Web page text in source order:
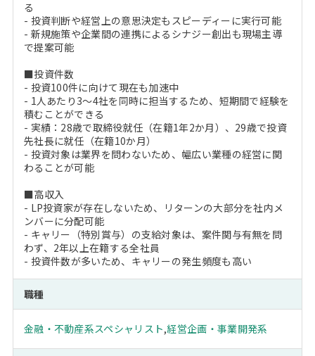
る
- 投資判断や経営上の意思決定もスピーディーに実行可能
- 新規施策や企業間の連携によるシナジー創出も現場主導
で提案可能
■投資件数
- 投資100件に向けて現在も加速中
- 1人あたり3～4社を同時に担当するため、短期間で経験を
積むことができる
- 実績：28歳で取締役就任（在籍1年2か月）、29歳で投資
先社長に就任（在籍10か月）
- 投資対象は業界を問わないため、幅広い業種の経営に関
わることが可能
■高収入
- LP投資家が存在しないため、リターンの大部分を社内メ
ンバーに分配可能
- キャリー（特別賞与）の支給対象は、案件関与有無を問
わず、2年以上在籍する全社員
- 投資件数が多いため、キャリーの発生頻度も高い
職種
金融・不動産系スペシャリスト,経営企画・事業開発系